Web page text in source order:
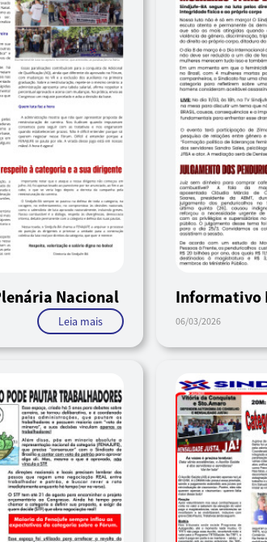
Nacional
Leia mais
Informativo
06/03/2026